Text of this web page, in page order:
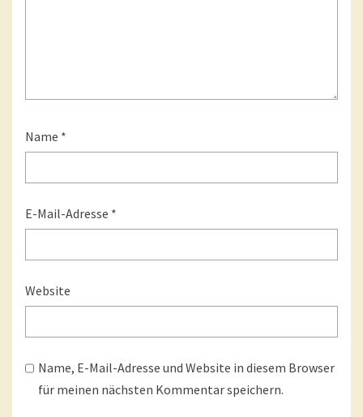
Name *
E-Mail-Adresse *
Website
Name, E-Mail-Adresse und Website in diesem Browser
für meinen nächsten Kommentar speichern.